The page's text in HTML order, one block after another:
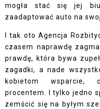
mogła stać się jej
zaadaptować auto na
I tak oto Agencja
czasem naprawdę
prawdę, która bywa
zagadki, a nade
kobietom wsparcie,
procentem. I tylko jedno
zemścić się na byłym